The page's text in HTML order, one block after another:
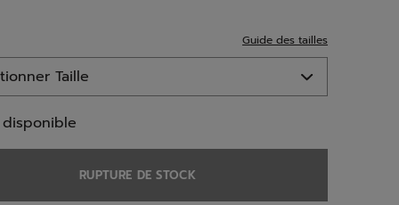
Guide des tailles
RUPTURE DE STOCK